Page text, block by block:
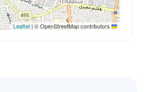
Leaflet
| © OpenStreetMap contributors